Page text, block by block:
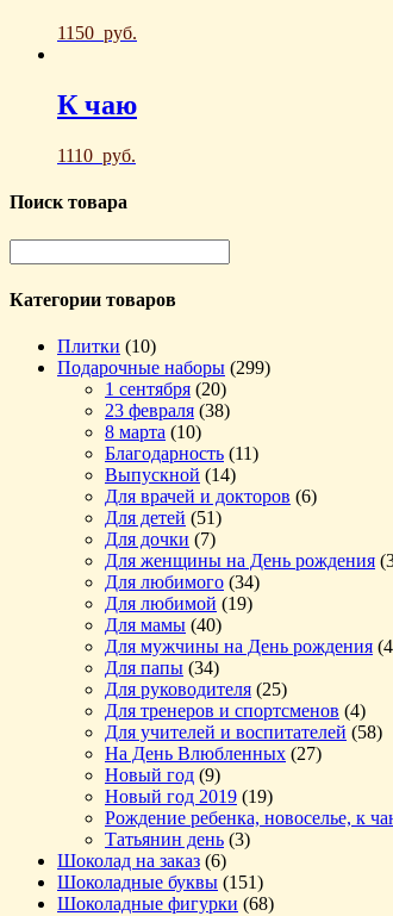
1150 руб.
К чаю
1110 руб.
Поиск товара
Категории товаров
Плитки (10)
Подарочные наборы (299)
1 сентября (20)
23 февраля (38)
8 марта (10)
Благодарность (11)
Выпускной (14)
Для врачей и докторов (6)
Для детей (51)
Для дочки (7)
Для женщины на День рождения
Для любимого (34)
Для любимой (19)
Для мамы (40)
Для мужчины на День рождения
Для папы (34)
Для руководителя (25)
Для тренеров и спортсменов (4)
Для учителей и воспитателей (58)
На День Влюбленных (27)
Новый год (9)
Новый год 2019 (19)
Рождение ребенка, новоселье, к
Татьянин день (3)
Шоколад на заказ (6)
Шоколадные буквы (151)
Шоколадные фигурки (68)